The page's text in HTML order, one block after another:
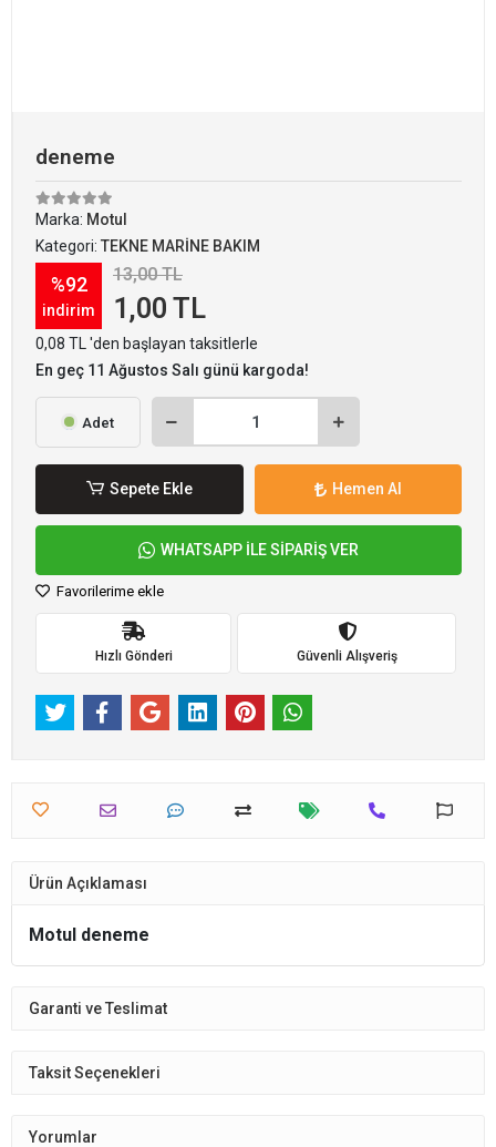
deneme
Marka: Motul
Kategori: TEKNE MARİNE BAKIM
%92
indirim
13,00 TL
1,00 TL
0,08 TL 'den başlayan taksitlerle
En geç 11 Ağustos Salı günü kargoda!
Adet
Sepete Ekle Hemen Al
WHATSAPP İLE SİPARİŞ VER
Favorilerime ekle
Hızlı Gönderi Güvenli Alışveriş
Ürün Açıklaması
Motul deneme
Garanti ve Teslimat
Taksit Seçenekleri
Yorumlar